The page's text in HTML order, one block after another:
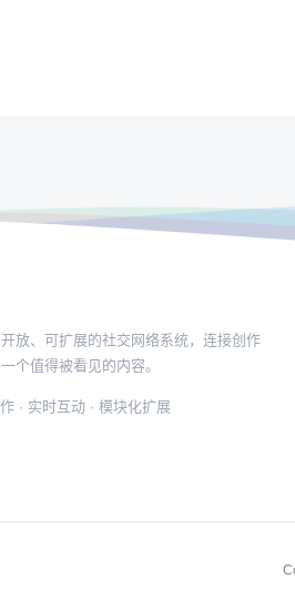
放、可扩展的社交网络系统，连接创作
个值得被看见的内容。
· 实时互动 · 模块化扩展